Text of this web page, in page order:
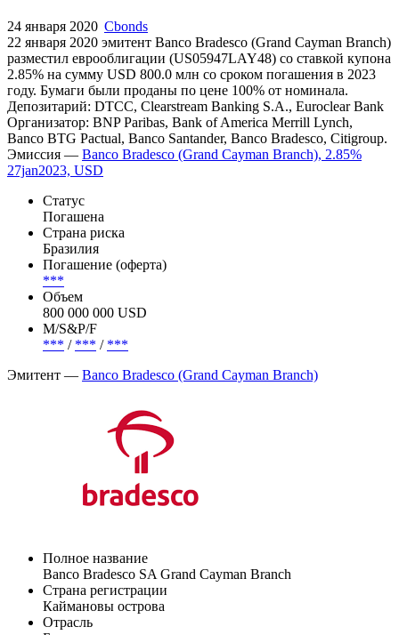
24 января 2020 Cbonds
22 января 2020 эмитент Banco Bradesco (Grand Cayman Branch)
разместил еврооблигации (US05947LAY48) cо ставкой купона
2.85% на сумму USD 800.0 млн со сроком погашения в 2023
году. Бумаги были проданы по цене 100% от номинала.
Депозитарий: DTCC, Clearstream Banking S.A., Euroclear Bank
Организатор: BNP Paribas, Bank of America Merrill Lynch,
Banco BTG Pactual, Banco Santander, Banco Bradesco, Citigroup.
Эмиссия — Banco Bradesco (Grand Cayman Branch), 2.85%
27jan2023, USD
Статус
Погашена
Страна риска
Бразилия
Погашение (оферта)
***
Объем
800 000 000 USD
М/S&P/F
*** / *** / ***
Эмитент — Banco Bradesco (Grand Cayman Branch)
Полное название
Banco Bradesco SA Grand Cayman Branch
Страна регистрации
Каймановы острова
Отрасль